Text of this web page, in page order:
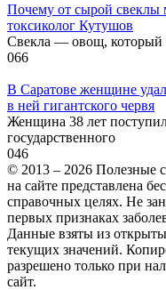
Почему от сырой свеклы
токсиколог Кутушов
Свекла — овощ, который
066
В Саратове женщине
в ней гигантского червя
Женщина 38 лет
государственного
046
© 2013 – 2026 Полезные
на сайте представлена
справочных целях. Не
первых признаках
Данные взяты из
текущих значений.
разрешено только при
сайт.